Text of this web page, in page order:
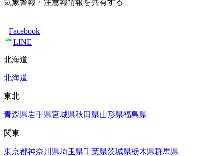
気象警報・注意報情報を共有する
Facebook
LINE
北海道
北海道
東北
青森県岩手県宮城県秋田県山形県福島県
関東
東京都神奈川県埼玉県千葉県茨城県栃木県群馬県